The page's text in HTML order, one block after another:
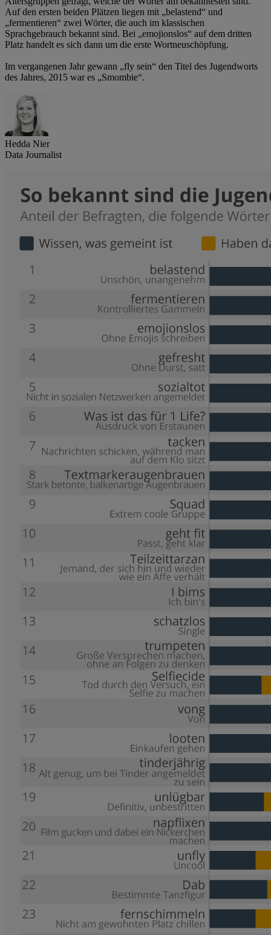
Auf den ersten beiden Plätzen liegen mit „belastend“ und
„fermentieren“ zwei Wörter, die auch im klassischen
Sprachgebrauch bekannt sind. Bei „emojionslos“ auf dem dritten
Platz handelt es sich dann um die erste Wortneuschöpfung.
Im vergangenen Jahr gewann „fly sein“ den Titel des Jugendworts
des Jahres, 2015 war es „Smombie“.
Hedda Nier
Data Journalist